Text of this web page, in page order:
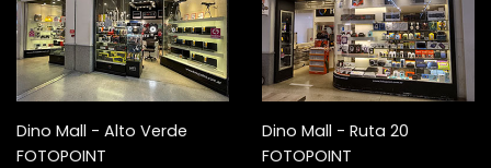
Dino Mall - Alto Verde
FOTOPOINT
Dino Mall - Ruta 20
FOTOPOINT